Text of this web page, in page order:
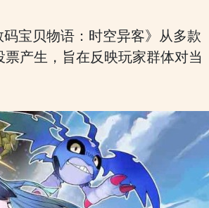
宝贝物语：时空异客》从多款
产生，旨在反映玩家群体对当